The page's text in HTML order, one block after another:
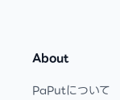
About
PaPutについて